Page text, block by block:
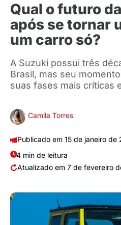
Qual o futuro
após se tornar
um carro só?
A Suzuki possui três
Brasil, mas seu
suas fases mais críticas
Camila Torres
15 de janeiro de
4 min de leitura
7 de fevereiro